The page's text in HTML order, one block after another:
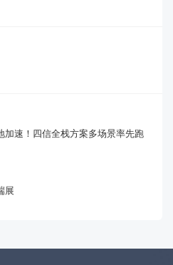
速！四信全栈方案多场景率先跑
展